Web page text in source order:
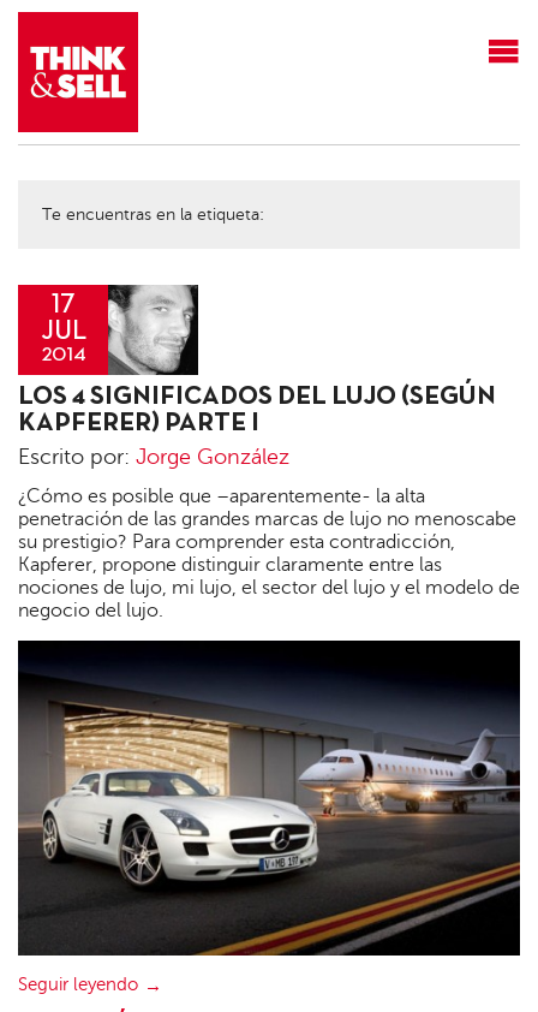
THINK&SELL
Te encuentras en la etiqueta:
17
JUL
2014
Jorge
González
LOS 4 SIGNIFICADOS DEL LUJO (SEGÚN
KAPFERER) PARTE I
Escrito por: Jorge González
¿Cómo es posible que –aparentemente- la alta
penetración de las grandes marcas de lujo no menoscabe
su prestigio? Para comprender esta contradicción,
Kapferer, propone distinguir claramente entre las
nociones de lujo, mi lujo, el sector del lujo y el modelo de
negocio del lujo.
Seguir leyendo